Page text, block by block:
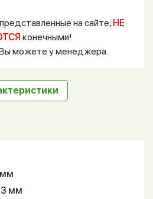
на сайте, НЕ
конечными!
можете у менеджера.
мм
мм